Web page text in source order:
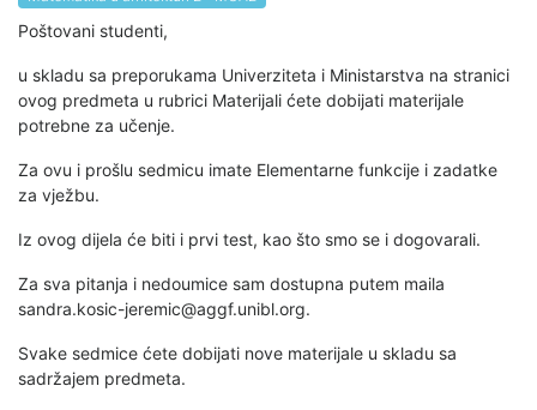
Poštovani studenti,
u skladu sa preporukama Univerziteta i Ministarstva na stranici
ovog predmeta u rubrici Materijali ćete dobijati materijale
potrebne za učenje.
Za ovu i prošlu sedmicu imate Elementarne funkcije i zadatke
za vježbu.
Iz ovog dijela će biti i prvi test, kao što smo se i dogovarali.
Za sva pitanja i nedoumice sam dostupna putem maila
sandra.kosic-jeremic@aggf.unibl.org.
Svake sedmice ćete dobijati nove materijale u skladu sa
sadržajem predmeta.